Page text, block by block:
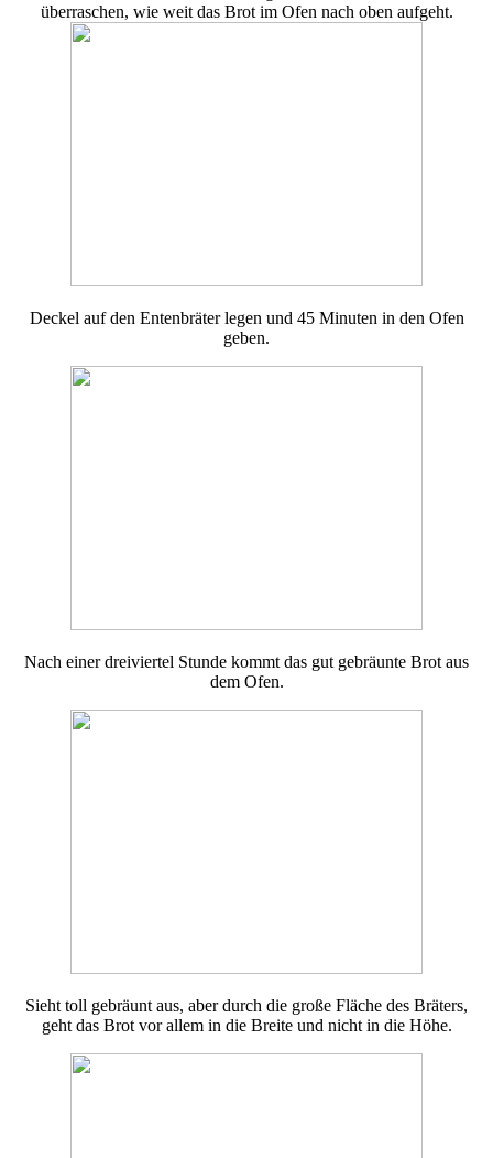
überraschen, wie weit das Brot im Ofen nach oben aufgeht.
Deckel auf den Entenbräter legen und 45 Minuten in den Ofen
geben.
Nach einer dreiviertel Stunde kommt das gut gebräunte Brot aus
dem Ofen.
Sieht toll gebräunt aus, aber durch die große Fläche des Bräters,
geht das Brot vor allem in die Breite und nicht in die Höhe.